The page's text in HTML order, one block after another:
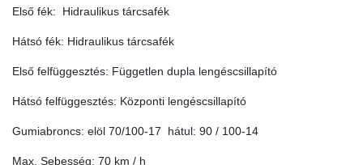
Első fék: Hidraulikus tárcsafék
Hátsó fék: Hidraulikus tárcsafék
Első felfüggesztés: Független dupla lengéscsillapító
Hátsó felfüggesztés: Központi lengéscsillapító
Gumiabroncs: elöl 70/100-17 hátul: 90 / 100-14
Max. Sebesség: 70 km / h